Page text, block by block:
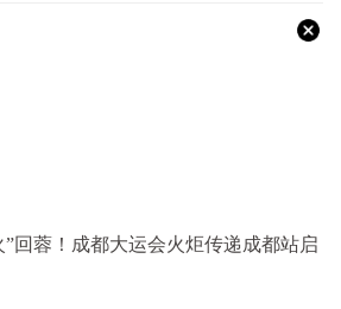
”回蓉！成都大运会火炬传递成都站启